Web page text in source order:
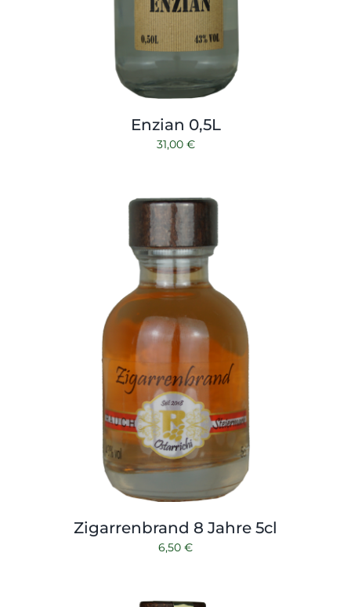
Enzian 0,5L
31,00 €
Zigarrenbrand 8 Jahre 5cl
6,50 €